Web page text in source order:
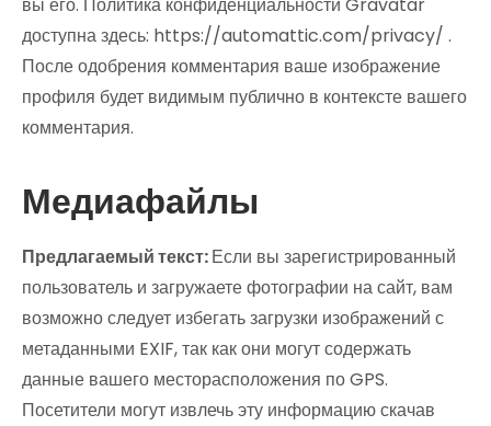
доступна здесь: https://automattic.com/privacy/ .
После одобрения комментария ваше изображение
профиля будет видимым публично в контексте вашего
комментария.
Медиафайлы
Предлагаемый текст:Если вы зарегистрированный
пользователь и загружаете фотографии на сайт, вам
возможно следует избегать загрузки изображений с
метаданными EXIF, так как они могут содержать
данные вашего месторасположения по GPS.
Посетители могут извлечь эту информацию скачав